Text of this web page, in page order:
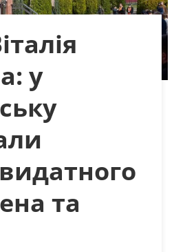
у
та